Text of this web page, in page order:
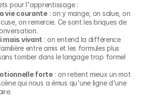
pour l'apprentissage :
vie courante : on y mange, on salue, on
on remercie. Ce sont les briques de
mais vivant : on entend la différence
entre amis et les formules plus
tomber dans le langage trop formel
forte : on retient mieux un mot
qui nous a émus qu'une ligne d'une